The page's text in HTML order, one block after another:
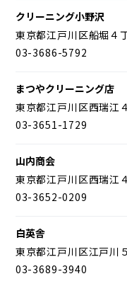
クリーニング小野沢
東京都江戸川区船堀４
03-3686-5792
まつやクリーニング店
東京都江戸川区西瑞江
03-3651-1729
山内商会
東京都江戸川区西瑞江
03-3652-0209
白英舎
東京都江戸川区江戸川
03-3689-3940